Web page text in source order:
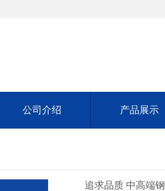
公司介绍 产品展示
追求品质 中高端